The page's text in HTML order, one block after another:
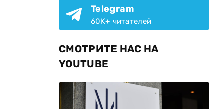
Telegram
60K+ читателей
СМОТРИТЕ НАС НА
YOUTUBE